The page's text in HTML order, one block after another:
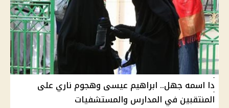
دا اسمه جهل.. ابراهيم عيسى وهجوم ناري على
المنتقبين في المدارس والمستشفيات